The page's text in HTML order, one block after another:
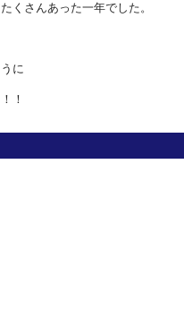
くさんあった一年でした。
に
！